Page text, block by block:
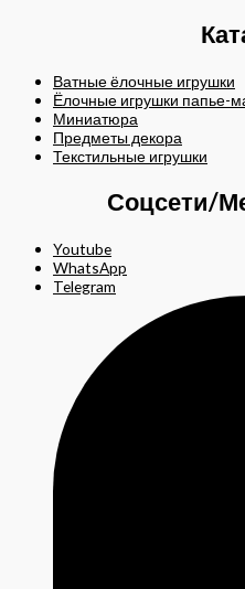
Ватные ёлочные игрушки
Ёлочные игрушки папье-
Миниатюра
Предметы декора
Текстильные игрушки
Соцсети/
Youtube
WhatsApp
Telegram